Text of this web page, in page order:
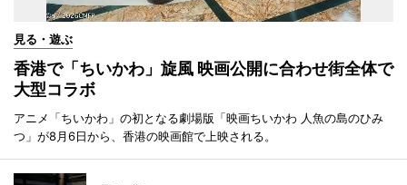
見る・遊ぶ
香港で「ちいかわ」旋風 映画公開に合わせ街全体で
大型コラボ
アニメ「ちいかわ」の初となる劇場版「映画ちいかわ 人魚の島のひみ
つ」が8月6日から、香港の映画館で上映される。